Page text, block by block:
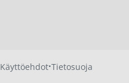
Käyttöehdot·Tietosuoja